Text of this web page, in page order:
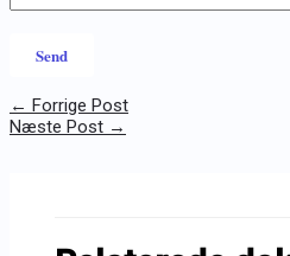
← Forrige Post
Næste Post →